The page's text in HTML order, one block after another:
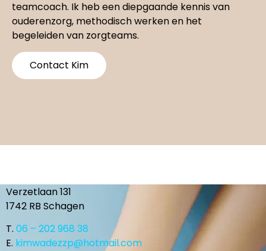
teamcoach. Ik heb een diepgaande kennis van
ouderenzorg, methodisch werken en het
begeleiden van zorgteams.
Contact Kim
Verzetlaan 131
1742 RB Schagen
T. 06 – 202 968 38
E. kimwadezzp@hotmail.com